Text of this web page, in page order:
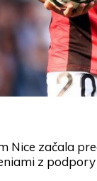
Nice začala
z